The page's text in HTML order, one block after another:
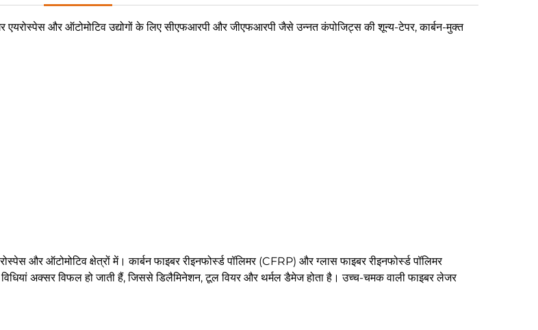
और ऑटोमोटिव उद्योगों के लिए सीएफआरपी और जीएफआरपी जैसे उन्नत कंपोजिट्स की शून्य-टेपर, कार्बन-मुक्त
और ऑटोमोटिव क्षेत्रों में। कार्बन फाइबर रीइनफोर्स्ड पॉलिमर (CFRP) और ग्लास फाइबर रीइनफोर्स्ड पॉलिमर
अक्सर विफल हो जाती हैं, जिससे डिलैमिनेशन, टूल वियर और थर्मल डैमेज होता है। उच्च-चमक वाली फाइबर लेजर